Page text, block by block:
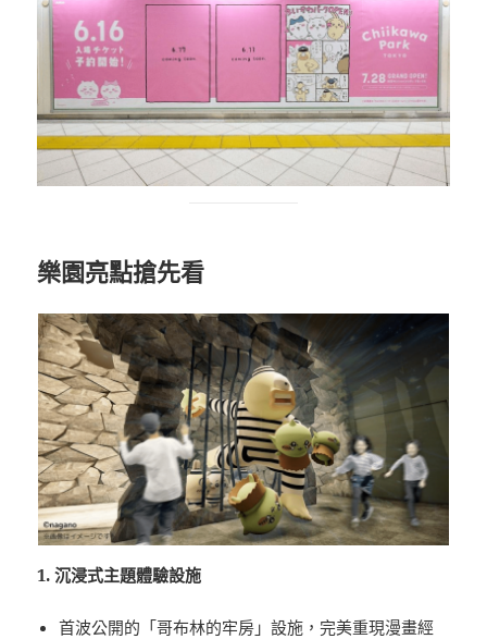
樂園亮點搶先看
1. 沉浸式主題體驗設施
首波公開的「哥布林的牢房」設施，完美重現漫畫經